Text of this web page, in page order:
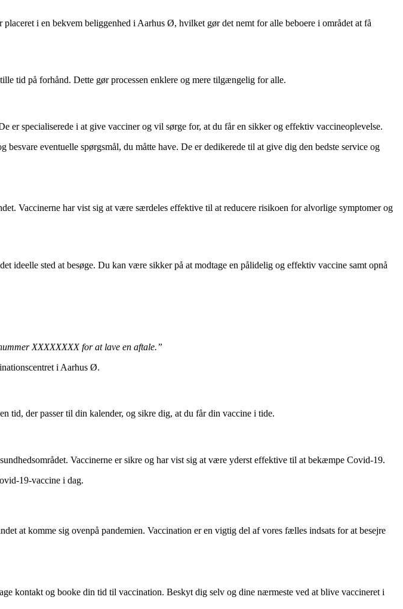
i en bekvem beliggenhed i Aarhus Ø, hvilket gør det nemt for alle beboere i området at få
tid på forhånd. Dette gør processen enklere og mere tilgængelig for alle.
specialiserede i at give vacciner og vil sørge for, at du får en sikker og effektiv vaccineoplevelse.
eventuelle spørgsmål, du måtte have. De er dedikerede til at give dig den bedste service og
Vaccinerne har vist sig at være særdeles effektive til at reducere risikoen for alvorlige symptomer og
sted at besøge. Du kan være sikker på at modtage en pålidelig og effektiv vaccine samt opnå
XXXXXXXX for at lave en aftale.”
i Aarhus Ø.
tid, der passer til din kalender, og sikre dig, at du får din vaccine i tide.
Vaccinerne er sikre og har vist sig at være yderst effektive til at bekæmpe Covid-19.
19-vaccine i dag.
at komme sig ovenpå pandemien. Vaccination er en vigtig del af vores fælles indsats for at besejre
kontakt og booke din tid til vaccination. Beskyt dig selv og dine nærmeste ved at blive vaccineret i